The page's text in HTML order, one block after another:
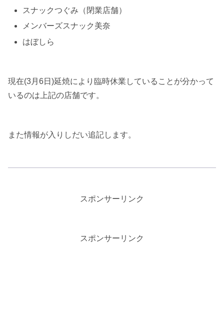
スナックつぐみ（閉業店舗）
メンバーズスナック美奈
はぼしら
現在(3月6日)延焼により臨時休業していることが分かって
いるのは上記の店舗です。
また情報が入りしだい追記します。
スポンサーリンク
スポンサーリンク